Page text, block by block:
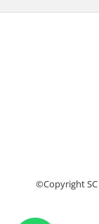
©Copyright SC